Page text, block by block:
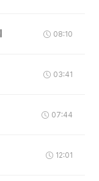
08:10
03:41
07:44
12:01